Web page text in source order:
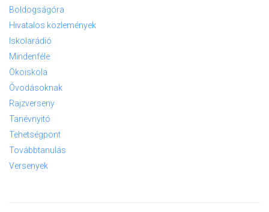
Boldogságóra
Hivatalos közlemények
Iskolarádió
Mindenféle
Ökoiskola
Óvodásoknak
Rajzverseny
Tanévnyitó
Tehetségpont
Továbbtanulás
Versenyek